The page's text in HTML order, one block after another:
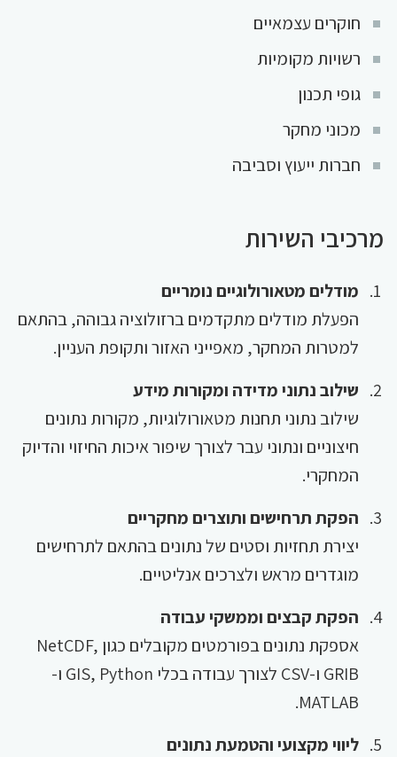
חוקרים עצמאיים
רשויות מקומיות
גופי תכנון
מכוני מחקר
חברות ייעוץ וסביבה
מרכיבי השירות
מודלים מטאורולוגיים נומריים
הפעלת מודלים מתקדמים ברזולוציה גבוהה, בהתאם
למטרות המחקר, מאפייני האזור ותקופת העניין.
שילוב נתוני מדידה ומקורות מידע
שילוב נתוני תחנות מטאורולוגיות, מקורות נתונים
חיצוניים ונתוני עבר לצורך שיפור איכות החיזוי והדיוק
המחקרי.
הפקת תרחישים ותוצרים מחקריים
יצירת תחזיות וסטים של נתונים בהתאם לתרחישים
מוגדרים מראש ולצרכים אנליטיים.
הפקת קבצים וממשקי עבודה
אספקת נתונים בפורמטים מקובלים כגון NetCDF,
GRIB ו-CSV לצורך עבודה בכלי GIS, Python ו-
MATLAB.
ליווי מקצועי והטמעת נתונים